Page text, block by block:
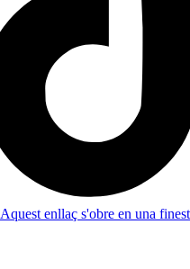
Aquest enllaç s'obre en una